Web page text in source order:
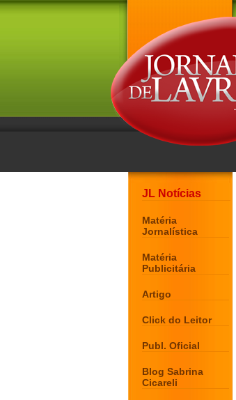
JL Notícias
Matéria
Jornalística
Matéria
Publicitária
Artigo
Click do Leitor
Publ. Oficial
Blog Sabrina
Cicareli